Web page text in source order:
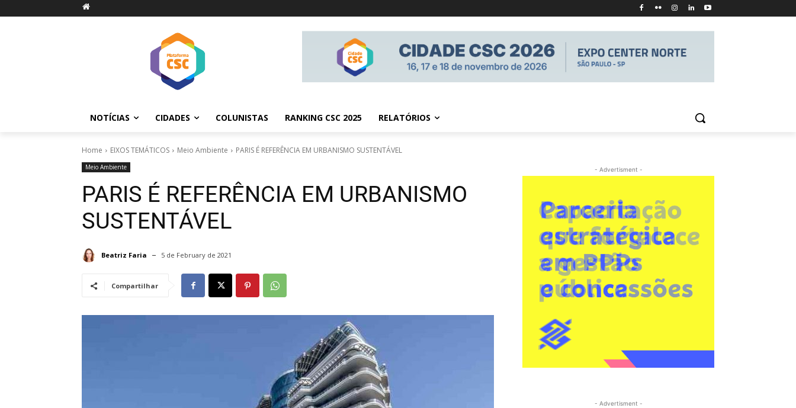
NOTÍCIAS CIDADES COLUNISTAS RANKING CSC 2025 RELATÓRIOS
Home EIXOS TEMÁTICOS Meio Ambiente PARIS É REFERÊNCIA EM URBANISMO SUSTENTÁVEL
Meio Ambiente
PARIS É REFERÊNCIA EM URBANISMO
SUSTENTÁVEL
Beatriz Faria 5 de February de 2021
Compartilhar
- Advertisment -
- Advertisment -